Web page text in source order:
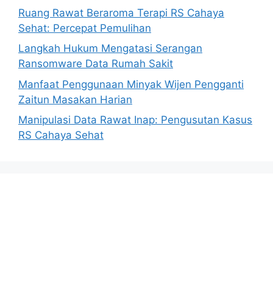
Ruang Rawat Beraroma Terapi RS Cahaya
Sehat: Percepat Pemulihan
Langkah Hukum Mengatasi Serangan
Ransomware Data Rumah Sakit
Manfaat Penggunaan Minyak Wijen Pengganti
Zaitun Masakan Harian
Manipulasi Data Rawat Inap: Pengusutan Kasus
RS Cahaya Sehat